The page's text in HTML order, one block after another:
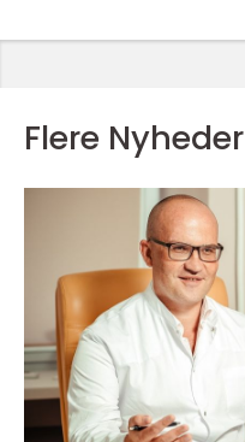
Flere Nyheder